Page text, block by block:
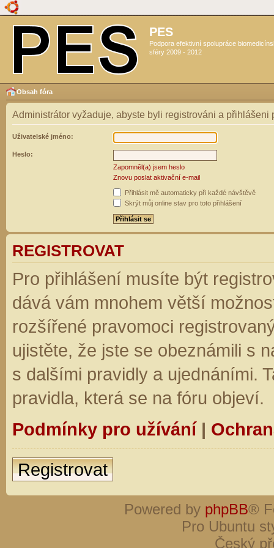
PES
Podpora efektivní spolupráce
sféry 2009 - 2012
Obsah fóra
Administrátor vyžaduje, abyste byli registrováni a přihlášeni
Uživatelské jméno:
Heslo:
Zapomněl(a) jsem heslo
Znovu poslat aktivační e-mail
Přihlásit mě automaticky při každé návštěvě
Skrýt můj online stav pro toto přihlášení
REGISTROVAT
Pro přihlášení musíte být
dává vám mnohem větší
rozšířené pravomoci
ujistěte, že jste se obeznámili s
s dalšími pravidly a ujednáními.
pravidla, která se na fóru objeví.
Podmínky pro užívání|
Registrovat
Powered by phpBB®
Pro Ubuntu
Český